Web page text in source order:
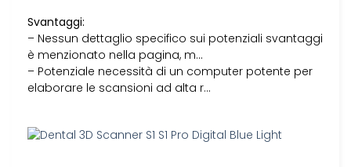
Svantaggi:
– Nessun dettaglio specifico sui potenziali svantaggi
è menzionato nella pagina, m…
– Potenziale necessità di un computer potente per
elaborare le scansioni ad alta r…